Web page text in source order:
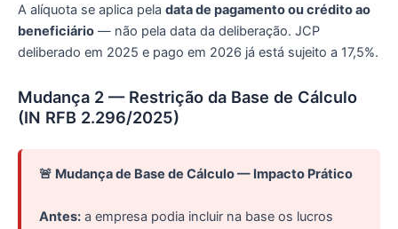
A alíquota se aplica pela data de pagamento ou crédito ao
beneficiário — não pela data da deliberação. JCP
deliberado em 2025 e pago em 2026 já está sujeito a 17,5%.
Mudança 2 — Restrição da Base de Cálculo
(IN RFB 2.296/2025)
🚨 Mudança de Base de Cálculo — Impacto Prático
Antes: a empresa podia incluir na base os lucros